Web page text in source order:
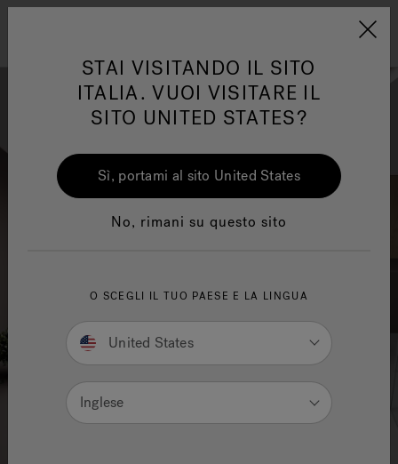
Jacuzzi&reg; EMEA
STAI VISITANDO IL SITO
ITALIA. VUOI VISITARE IL
SITO UNITED STATES?
Sì, portami al sito United States
No, rimani su questo sito
O SCEGLI IL TUO PAESE E LA LINGUA
United States
Inglese